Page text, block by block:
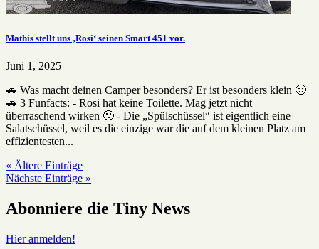
Mathis stellt uns ‚Rosi‘ seinen Smart 451 vor.
Juni 1, 2025
🚗 Was macht deinen Camper besonders? Er ist besonders klein 🙂
🚗 3 Funfacts: - Rosi hat keine Toilette. Mag jetzt nicht
überraschend wirken 🙂 - Die „Spülschüssel“ ist eigentlich eine
Salatschüssel, weil es die einzige war die auf dem kleinen Platz am
effizientesten...
« Ältere Einträge
Nächste Einträge »
Abonniere die Tiny News
Hier anmelden!